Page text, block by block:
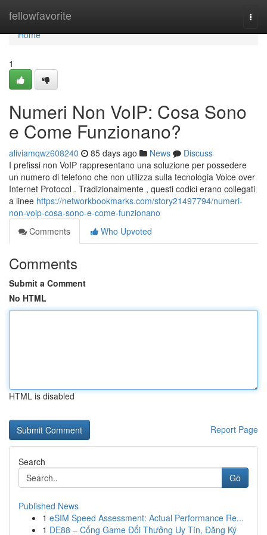
fellowfavorite
Home
Home
1
Numeri Non VoIP: Cosa Sono
e Come Funzionano?
aliviamqwz608240 85 days ago News
Discuss
I prefissi non VoIP rappresentano una soluzione per possedere
un numero di telefono che non utilizza sulla tecnologia Voice over
Internet Protocol . Tradizionalmente , questi codici erano collegati
a linee https://networkbookmarks.com/story21497794/numeri-
non-voip-cosa-sono-e-come-funzionano
Comments
Who Upvoted
Comments
Submit a Comment
No HTML
HTML is disabled
Report Page
Search
Go
Published News
1 eSIM Speed Assessment: Actual Performance Re...
1 DE88 – Cổng Game Đổi Thưởng Uy Tín, Đăng Ký